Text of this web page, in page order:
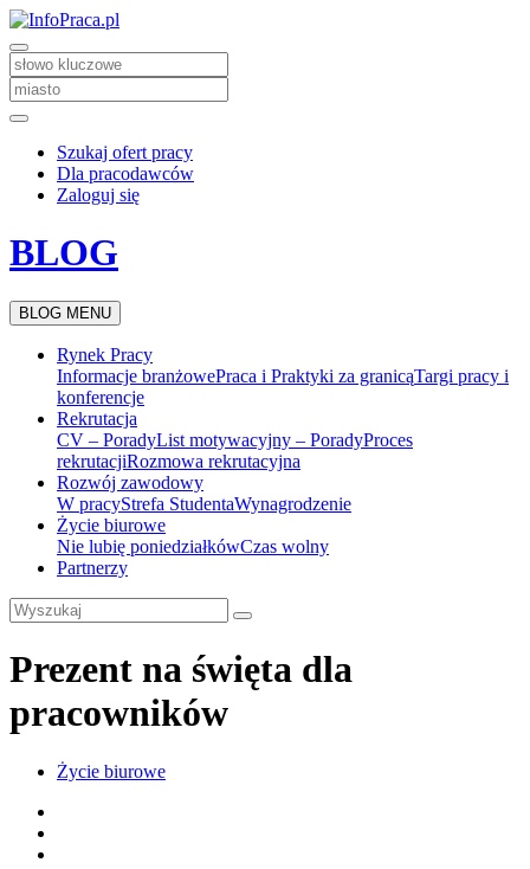
Szukaj ofert pracy
Dla pracodawców
Zaloguj się
BLOG
BLOG MENU
Rynek Pracy
Informacje branżowePraca i Praktyki za granicąTargi pracy i
konferencje
Rekrutacja
CV – PoradyList motywacyjny – PoradyProces
rekrutacjiRozmowa rekrutacyjna
Rozwój zawodowy
W pracyStrefa StudentaWynagrodzenie
Życie biurowe
Nie lubię poniedziałkówCzas wolny
Partnerzy
Prezent na święta dla
pracowników
Życie biurowe